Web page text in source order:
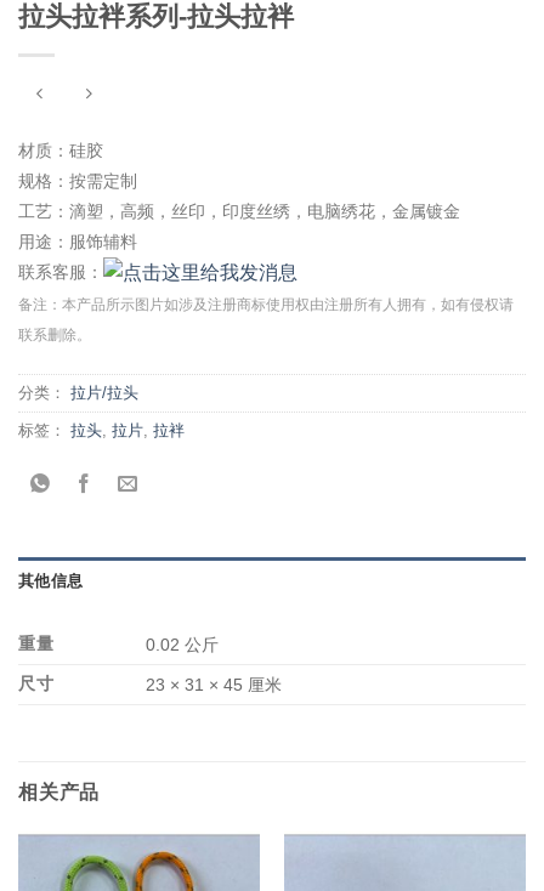
拉头拉袢系列-拉头拉袢
材质：硅胶
规格：按需定制
工艺：滴塑，高频，丝印，印度丝绣，电脑绣花，金属镀金
用途：服饰辅料
联系客服：
备注：本产品所示图片如涉及注册商标使用权由注册所有人拥有，如有侵权请
联系删除。
分类： 拉片/拉头
标签： 拉头 拉片 拉袢
其他信息
重量
0.02 公斤
尺寸
23 × 31 × 45 厘米
相关产品